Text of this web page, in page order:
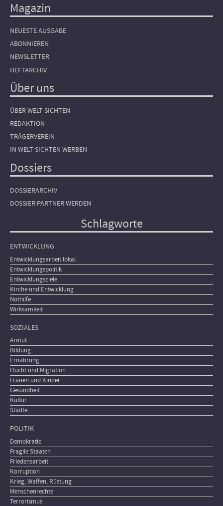
Magazin
NEUESTE AUSGABE
ABONNIEREN
NEWSLETTER
HEFTARCHIV
Über uns
ÜBER WELT-SICHTEN
REDAKTION
TRÄGERVEREIN
IN WELT-SICHTEN WERBEN
Dossiers
DOSSIERARCHIV
DOSSIER-PARTNER WERDEN
Schlagworte
ENTWICKLUNG
Entwicklungsarbeit lokal
Entwicklungspolitik
Entwicklungsziele
Kirche und Entwicklung
Nothilfe
Wirksamkeit
SOZIALES
Armut
Bildung
Ernährung
Flucht und Migration
Frauen und Kinder
Gesundheit
Kultur
Städte
POLITIK
Demokratie
Fragile Staaten
Friedensarbeit
Korruption
Krieg, Waffen, Rüstung
Menschenrechte
Terrorismus